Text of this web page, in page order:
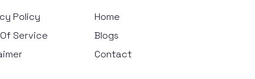
Policy
Service
Home
Blogs
Contact